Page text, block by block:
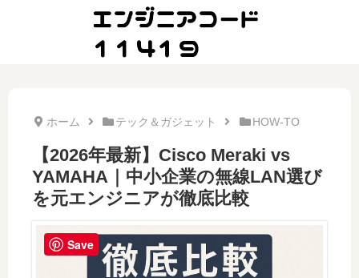
ホーム テック＆ガジェット HOW-TO
【2026年最新】Cisco Meraki vs
YAMAHA｜中小企業の無線LAN選び
を元エンジニアが徹底比較
Save